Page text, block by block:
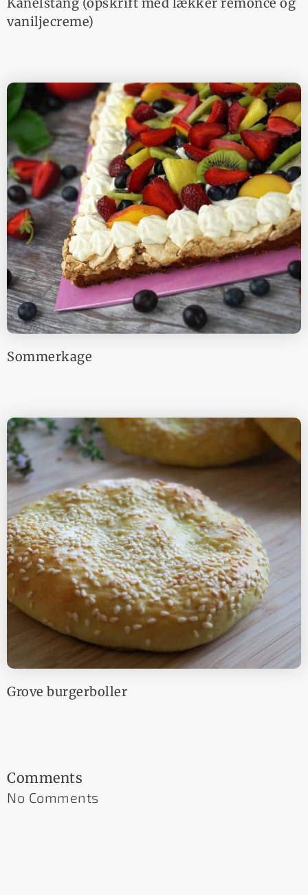
vaniljecreme)
Sommerkage
Grove burgerboller
Comments
No Comments